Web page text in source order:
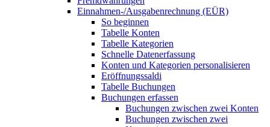
Einnahmen-/Ausgabenrechnung (EÜR)
So beginnen
Tabelle Konten
Tabelle Kategorien
Schnelle Datenerfassung
Konten und Kategorien personalisieren
Eröffnungssaldi
Tabelle Buchungen
Buchungen erfassen
Buchungen zwischen zwei Konten
Buchungen zwischen zwei